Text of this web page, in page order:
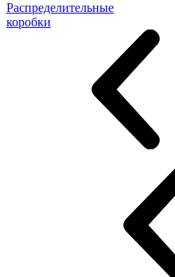
Распределительные
коробки